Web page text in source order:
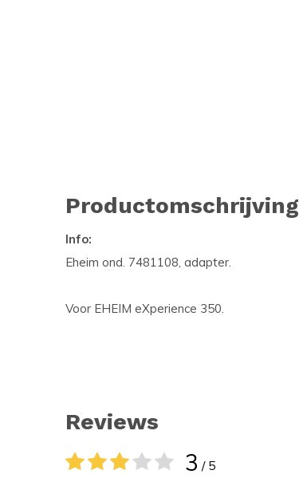
Productomschrijving
Info:
Eheim ond. 7481108, adapter.
Voor EHEIM eXperience 350.
Reviews
3 / 5